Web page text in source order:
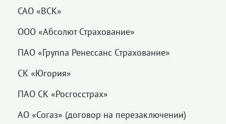
САО «ВСК»
ООО «Абсолют Страхование»
ПАО «Группа Ренессанс Страхование»
СК «Югория»
ПАО СК «Росгосстрах»
АО «Согаз» (договор на перезаключении)